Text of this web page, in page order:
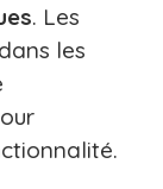
. Les
les